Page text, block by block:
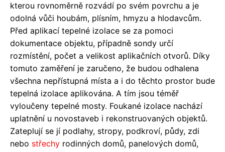
kterou rovnoměrně rozvádí po svém povrchu a je
odolná vůči houbám, plísním, hmyzu a hlodavcům.
Před aplikací tepelné izolace se za pomoci
dokumentace objektu, případně sondy určí
rozmístění, počet a velikost aplikačních otvorů. Díky
tomuto zaměření je zaručeno, že budou odhalena
všechna nepřístupná místa a i do těchto prostor bude
tepelná izolace aplikována. A tím jsou téměř
vyloučeny tepelné mosty. Foukané izolace nachází
uplatnění u novostaveb i rekonstruovaných objektů.
Zateplují se jí podlahy, stropy, podkroví, půdy, zdi
nebo střechy rodinných domů, panelových domů,